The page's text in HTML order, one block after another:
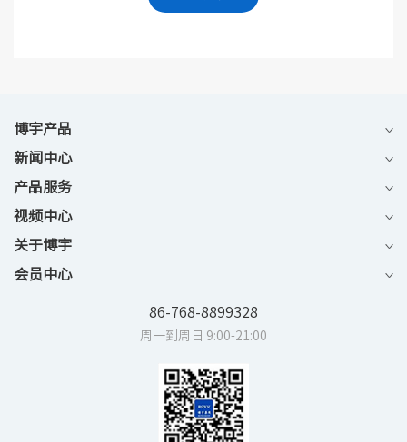
博宇产品
新闻中心
产品服务
视频中心
关于博宇
会员中心
86-768-8899328
周一到周日 9:00-21:00